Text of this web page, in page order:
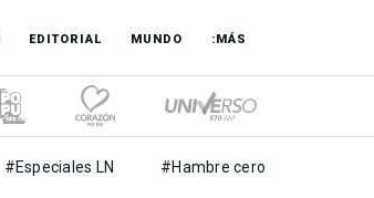
EDITORIAL MUNDO :MÁS
#Especiales LN #Hambre cero